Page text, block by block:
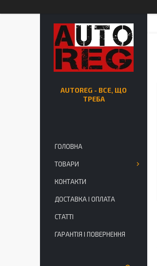
AUTOREG - ВСЕ, ЩО
ТРЕБА
ГОЛОВНА
ТОВАРИ
КОНТАКТИ
ДОСТАВКА І ОПЛАТА
СТАТТІ
ГАРАНТІЯ І ПОВЕРНЕННЯ